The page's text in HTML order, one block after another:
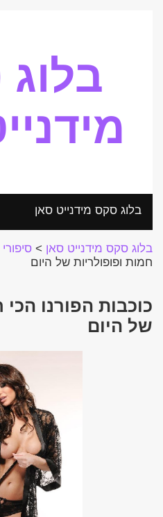
בלוג סקס מידנייט סאן
בלוג סקס מידנייט סאן >
חמות ופופולריות של היום
כוכבות הפורנו הכי
של היום